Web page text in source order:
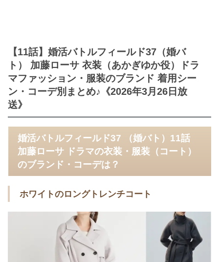
【11話】婚活バトルフィールド37（婚バ
ト） 加藤ローサ 衣装（あかぎゆか役）ドラ
マファッション・服装のブランド 着用シー
ン・コーデ別まとめ♪《2026年3月26日放
送》
婚活バトルフィールド37 （婚バト）11話
加藤ローサ ドラマの衣装・服装（コート）
のブランド・コーデは？
ホワイトのロングトレンチコート